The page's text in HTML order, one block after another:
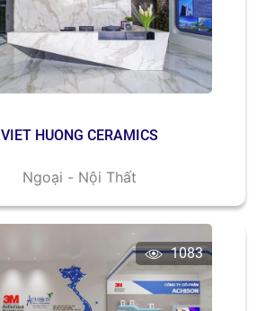
VIET HUONG CERAMICS
Ngoại - Nội Thất
1083